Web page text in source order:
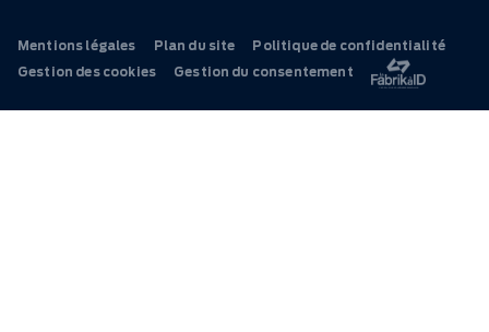
Mentions légales Plan du site
Politique de confidentialité
Gestion des cookies
Gestion du consentement